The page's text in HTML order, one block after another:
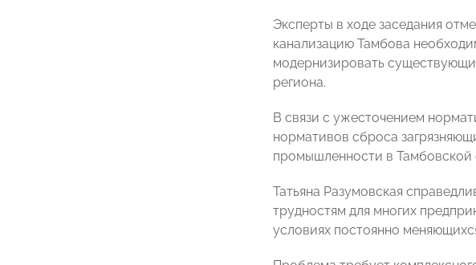
Эксперты в ходе заседания
канализацию Тамбова
модернизировать
региона.
В связи с ужесточением
нормативов сброса
промышленности в Тамбовской
Татьяна Разумовская
трудностям для многих
условиях постоянно